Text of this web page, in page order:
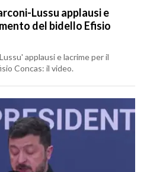
Lussu applausi e
del bidello Efisio
applausi e lacrime per il
Concas: il video.